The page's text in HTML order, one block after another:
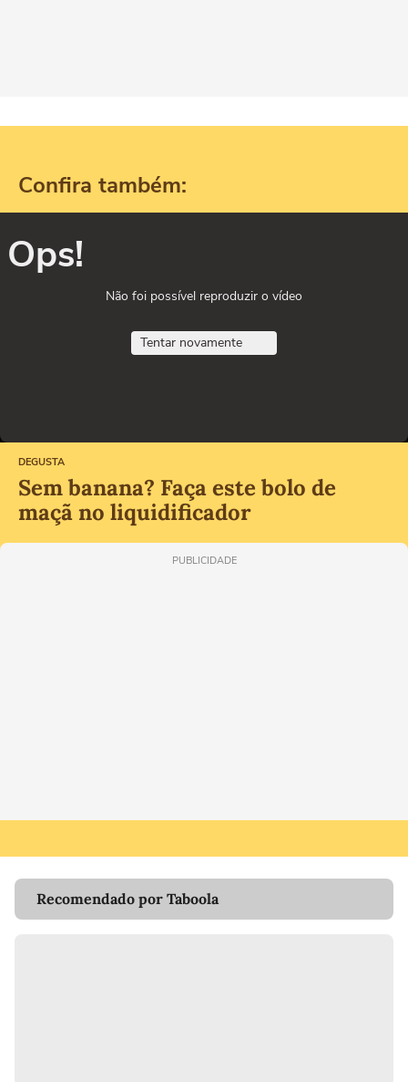
Confira também:
Ops!
Não foi possível reproduzir o vídeo
Tentar novamente
DEGUSTA
Sem banana? Faça este bolo de
maçã no liquidificador
PUBLICIDADE
Recomendado por Taboola